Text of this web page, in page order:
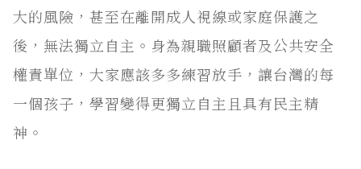
大的風險，甚至在離開成人視線或家庭保護之
後，無法獨立自主。身為親職照顧者及公共安全
權責單位，大家應該多多練習放手，讓台灣的每
一個孩子，學習變得更獨立自主且具有民主精
神。